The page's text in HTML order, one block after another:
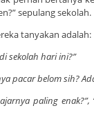
sepulang sekolah.
tanyakan adalah:
sekolah hari ini?”
pacar belom sih?
paling